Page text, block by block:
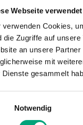
Webseite
verwenden Cookies,
die Zugriffe auf
an unsere
mit
Dienste gesammelt
Notwendig
kondensierend)
H x T)